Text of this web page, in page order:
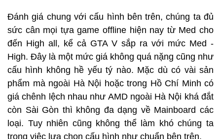
Đánh giá chung với cấu hình bên trên, chúng ta đủ
sức cân mọi tựa game offline hiện nay từ Med cho
đến High all, kể cả GTA V sắp ra với mức Med -
High. Đây là một mức giá không quá nặng cũng như
cấu hình không hề yếu tý nào. Mặc dù có vài sản
phẩm mà ngoài Hà Nội hoặc trong Hồ Chí Minh có
giá chênh lệch nhau như AMD ngoài Hà Nội khá đắt
còn Sài Gòn thì không đa dạng về Mainboard các
loại. Tuy nhiên cũng không thể làm khó chúng ta
trong việc lựa chọn cấu hình như chuẩn bên trên.